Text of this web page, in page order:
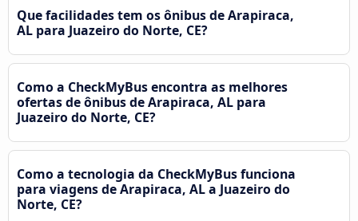
Que facilidades tem os ônibus de Arapiraca,
AL para Juazeiro do Norte, CE?
Como a CheckMyBus encontra as melhores
ofertas de ônibus de Arapiraca, AL para
Juazeiro do Norte, CE?
Como a tecnologia da CheckMyBus funciona
para viagens de Arapiraca, AL a Juazeiro do
Norte, CE?